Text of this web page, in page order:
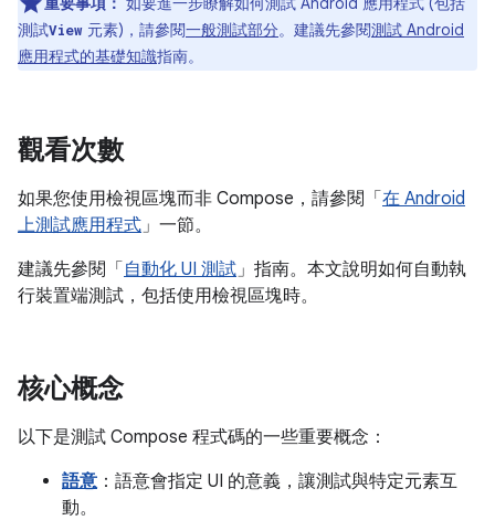
測試View 元素)，請參閱一般測試部分。建議先參閱測試 Android
應用程式的基礎知識指南。
觀看次數
如果您使用檢視區塊而非 Compose，請參閱「 在 Android
上測試應用程式」一節。
建議先參閱「 自動化 UI 測試」指南。本文說明如何自動執
行裝置端測試，包括使用檢視區塊時。
核心概念
以下是測試 Compose 程式碼的一些重要概念：
語意：語意會指定 UI 的意義，讓測試與特定元素互
動。